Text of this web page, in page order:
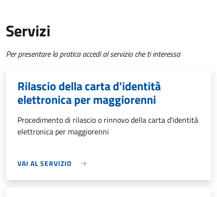
Servizi
Per presentare la pratica accedi al servizio che ti interessa
Rilascio della carta d'identità
elettronica per maggiorenni
Procedimento di rilascio o rinnovo della carta d'identità
elettronica per maggiorenni
VAI AL SERVIZIO